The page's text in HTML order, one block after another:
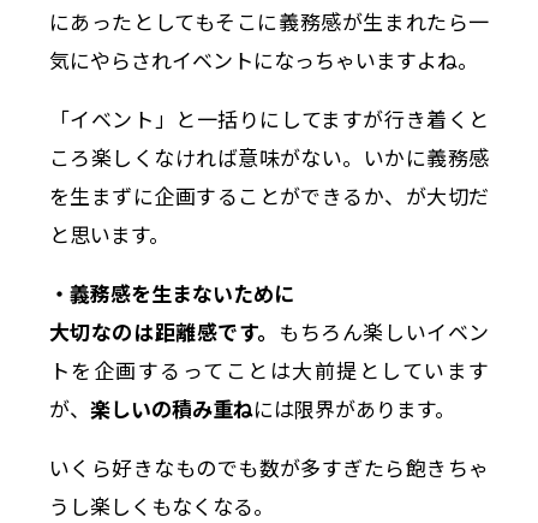
にあったとしてもそこに義務感が生まれたら一
気にやらされイベントになっちゃいますよね。
「イベント」と一括りにしてますが行き着くと
ころ楽しくなければ意味がない。いかに義務感
を生まずに企画することができるか、が大切だ
と思います。
・義務感を生まないために
大切なのは距離感です。 もちろん楽しいイベン
トを企画するってことは大前提としています
が、 楽しいの積み重ねには限界があります。
いくら好きなものでも数が多すぎたら飽きちゃ
うし楽しくもなくなる。